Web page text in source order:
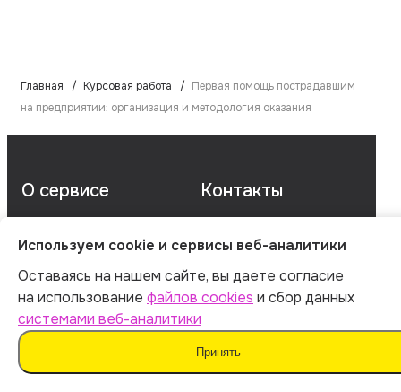
Главная Курсовая работа
Первая помощь пострадавшим
на предприятии: организация и методология оказания
О сервисе
О компании
Наши гарантии
Порядок оплаты
Вопросы и
Контакты
client@arcy.ru
Вопросы
и предложения —
Используем cookie и сервисы веб-аналитики
Оставаясь на нашем сайте, вы даете согласие
на использование файлов cookies и сбор данных
системами веб-аналитики
Принять